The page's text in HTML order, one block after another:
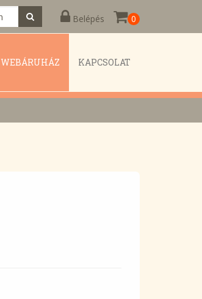
Belépés 0
WEBÁRUHÁZ KAPCSOLAT